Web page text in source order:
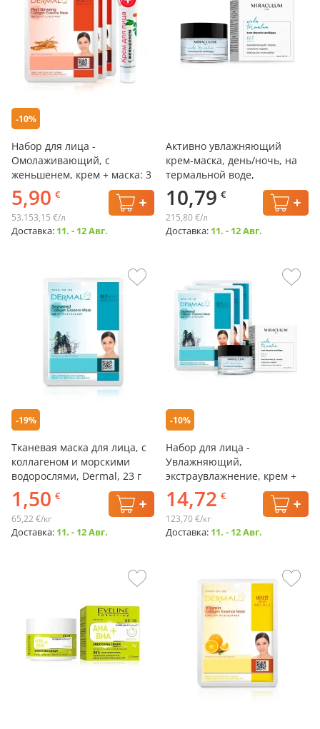
-10%
Набор для лица -
Омолаживающий, с
женьшенем, крем + маска: 3
шт.
5,90 €
53.153,15 €/л
Доставка: 11. - 12 Авг.
Активно увлажняющий
крем-маска, день/ночь, на
термальной воде,
Miraculum, 50 мл
10,79 €
215,80 €/л
Доставка: 11. - 12 Авг.
-19%
Тканевая маска для лица, с
коллагеном и морскими
водорослями, Dermal, 23 г
1,50 €
65,22 €/кг
Доставка: 11. - 12 Авг.
-10%
Набор для лица -
Увлажняющий,
экстраувлажнение, крем +
маска: 3 шт.
14,72 €
123,70 €/кг
Доставка: 11. - 12 Авг.